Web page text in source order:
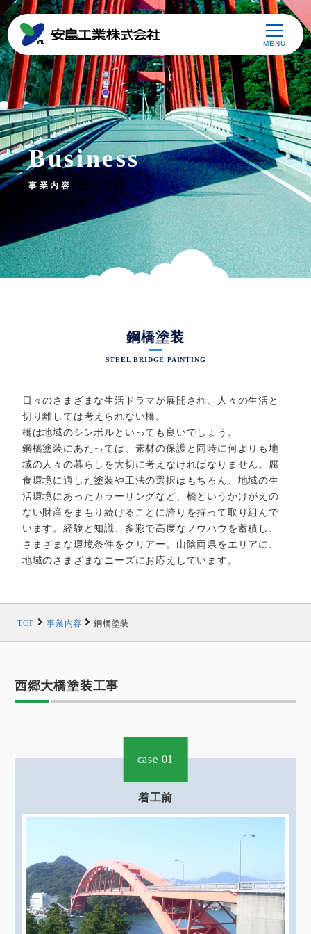
Business
事業内容
MENU
鋼橋塗装
STEEL BRIDGE PAINTING
日々のさまざまな生活ドラマが展開され、人々の生活と
切り離しては考えられない橋。
橋は地域のシンボルといっても良いでしょう。
鋼橋塗装にあたっては、素材の保護と同時に何よりも地
域の人々の暮らしを大切に考えなければなりません。腐
食環境に適した塗装や工法の選択はもちろん、地域の生
活環境にあったカラーリングなど、橋というかけがえの
ない財産をまもり続けることに誇りを持って取り組んで
います。経験と知識、多彩で高度なノウハウを蓄積し、
さまざまな環境条件をクリアー。山陰両県をエリアに、
地域のさまざまなニーズにお応えしています。
TOP 事業内容 鋼橋塗装
西郷大橋塗装工事
case 01
着工前